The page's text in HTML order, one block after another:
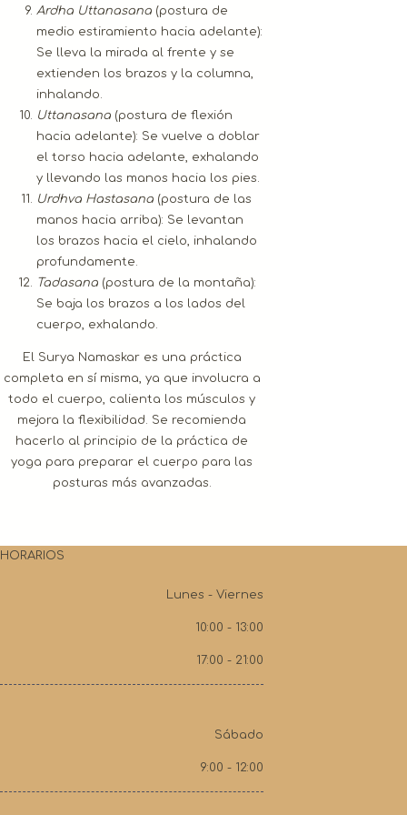
Ardha Uttanasana (postura de
medio estiramiento hacia adelante):
Se lleva la mirada al frente y se
extienden los brazos y la columna,
inhalando.
Uttanasana (postura de flexión
hacia adelante): Se vuelve a doblar
el torso hacia adelante, exhalando
y llevando las manos hacia los pies.
Urdhva Hastasana (postura de las
manos hacia arriba): Se levantan
los brazos hacia el cielo, inhalando
profundamente.
Tadasana (postura de la montaña):
Se baja los brazos a los lados del
cuerpo, exhalando.
El Surya Namaskar es una práctica
completa en sí misma, ya que involucra a
todo el cuerpo, calienta los músculos y
mejora la flexibilidad. Se recomienda
hacerlo al principio de la práctica de
yoga para preparar el cuerpo para las
posturas más avanzadas.
HORARIOS
Lunes - Viernes
10:00 - 13:00
17:00 - 21:00
Sábado
9:00 - 12:00